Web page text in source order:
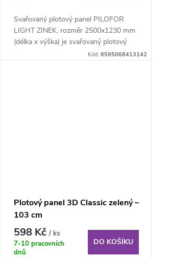
Svařovaný plotový panel PILOFOR
LIGHT ZINEK, rozměr 2500x1230 mm
(délka x výška) je svařovaný plotový
Kód: 8595068413142
Plotový panel 3D Classic zelený –
103 cm
598 Kč/ ks
7-10 pracovních
dnů
DO KOŠÍKU